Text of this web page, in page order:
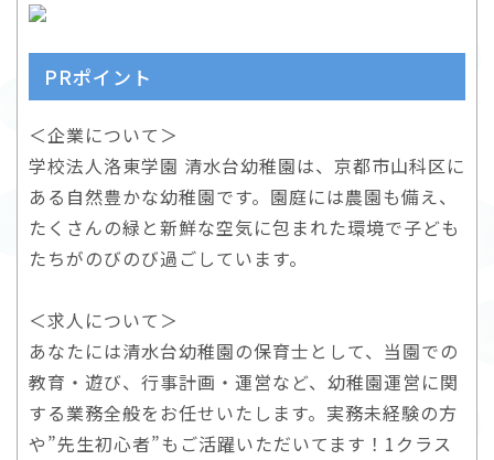
PRポイント
＜企業について＞
学校法人洛東学園 清水台幼稚園は、京都市山科区に
ある自然豊かな幼稚園です。園庭には農園も備え、
たくさんの緑と新鮮な空気に包まれた環境で子ども
たちがのびのび過ごしています。
＜求人について＞
あなたには清水台幼稚園の保育士として、当園での
教育・遊び、行事計画・運営など、幼稚園運営に関
する業務全般をお任せいたします。実務未経験の方
や”先生初心者”もご活躍いただいてます！1クラス